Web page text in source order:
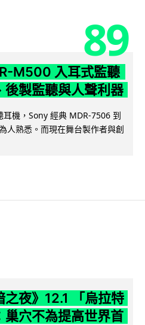
89
M500 入耳式監聽
後製監聽與人聲利器
機，Sony 經典 MDR-7506 到
人熟悉。而現在舞台製作者與創
之夜》12.1 「烏拉特
巢穴不為提高世界首